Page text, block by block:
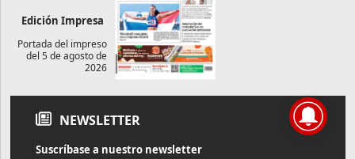
Edición Impresa
Portada del impreso
del 5 de agosto de
2026
NEWSLETTER
Suscríbase a nuestro newsletter